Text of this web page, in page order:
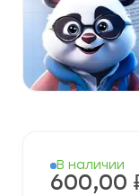
В наличии
600,00